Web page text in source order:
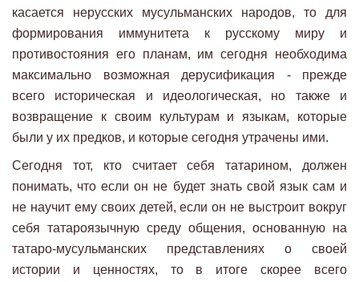
касается нерусских мусульманских народов, то для
формирования иммунитета к русскому миру и
противостояния его планам, им сегодня необходима
максимально возможная дерусификация - прежде
всего историческая и идеологическая, но также и
возвращение к своим культурам и языкам, которые
были у их предков, и которые сегодня утрачены ими.
Сегодня тот, кто считает себя татарином, должен
понимать, что если он не будет знать свой язык сам и
не научит ему своих детей, если он не выстроит вокруг
себя татароязычную среду общения, основанную на
татаро-мусульманских представлениях о своей
истории и ценностях, то в итоге скорее всего